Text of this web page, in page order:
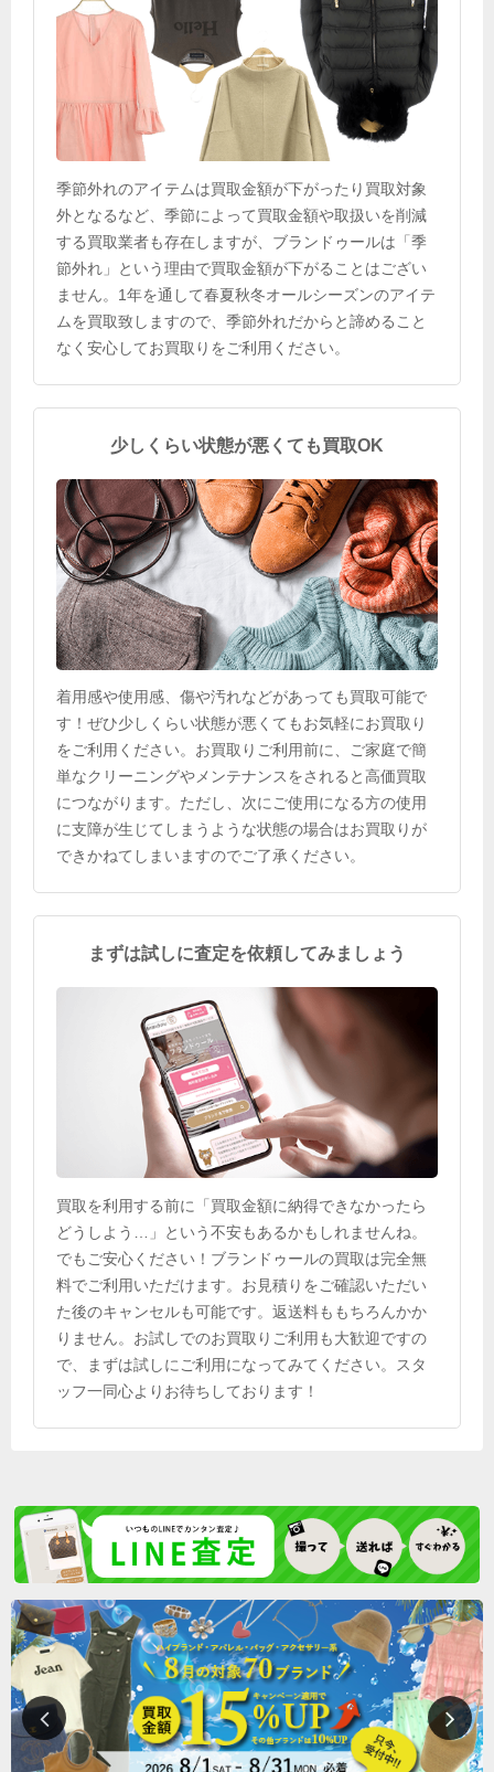
季節外れのアイテムは買取金額が下がったり買取対象
外となるなど、季節によって買取金額や取扱いを削減
する買取業者も存在しますが、ブランドゥールは「季
節外れ」という理由で買取金額が下がることはござい
ません。1年を通して春夏秋冬オールシーズンのアイテ
ムを買取致しますので、季節外れだからと諦めること
なく安心してお買取りをご利用ください。
少しくらい状態が悪くても買取OK
着用感や使用感、傷や汚れなどがあっても買取可能で
す！ぜひ少しくらい状態が悪くてもお気軽にお買取り
をご利用ください。お買取りご利用前に、ご家庭で簡
単なクリーニングやメンテナンスをされると高価買取
につながります。ただし、次にご使用になる方の使用
に支障が生じてしまうような状態の場合はお買取りが
できかねてしまいますのでご了承ください。
まずは試しに査定を依頼してみましょう
買取を利用する前に「買取金額に納得できなかったら
どうしよう…」という不安もあるかもしれませんね。
でもご安心ください！ブランドゥールの買取は完全無
料でご利用いただけます。お見積りをご確認いただい
た後のキャンセルも可能です。返送料ももちろんかか
りません。お試しでのお買取りご利用も大歓迎ですの
で、まずは試しにご利用になってみてください。スタ
ッフ一同心よりお待ちしております！